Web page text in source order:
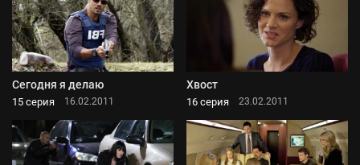
Сегодня я делаю
15 серия 16.02.2011
Хвост
16 серия 23.02.2011